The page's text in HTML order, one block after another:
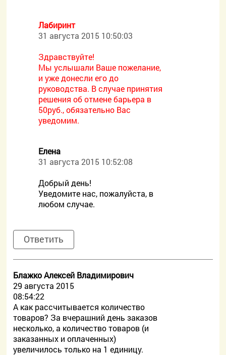
Лабиринт
31 августа 2015 10:50:03
Здравствуйте!
Мы услышали Ваше пожелание,
и уже донесли его до
руководства. В случае принятия
решения об отмене барьера в
50руб., обязательно Вас
уведомим.
Елена
31 августа 2015 10:52:08
Добрый день!
Уведомите нас, пожалуйста, в
любом случае.
Ответить
Блажко Алексей Владимирович
29 августа 2015
08:54:22
А как рассчитывается количество
товаров? За вчерашний день заказов
несколько, а количество товаров (и
заказанных и оплаченных)
увеличилось только на 1 единицу.